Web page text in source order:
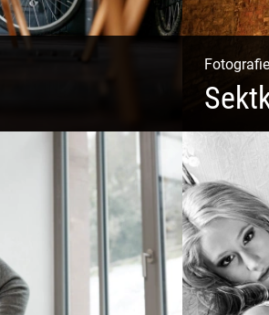
mit Bildwelten |
Fotografie
Sekt